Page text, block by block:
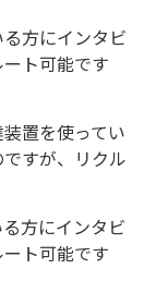
方にインタビ
ト可能です
置を使ってい
すが、リクル
方にインタビ
ト可能です